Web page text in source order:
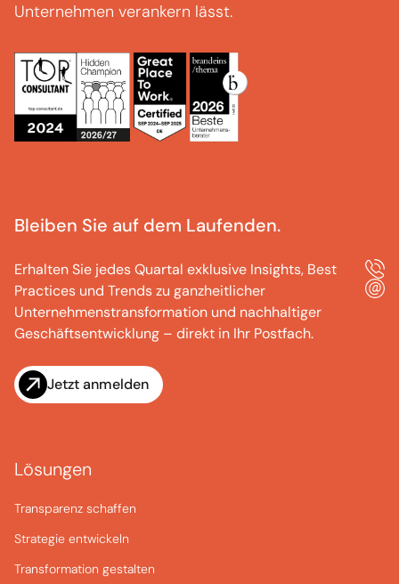
Unternehmen verankern lässt.
Bleiben Sie auf dem Laufenden.
Erhalten Sie jedes Quartal exklusive Insights, Best
Practices und Trends zu ganzheitlicher
Unternehmenstransformation und nachhaltiger
Geschäftsentwicklung – direkt in Ihr Postfach.
Jetzt anmelden
Lösungen
Transparenz schaffen
Strategie entwickeln
Transformation gestalten